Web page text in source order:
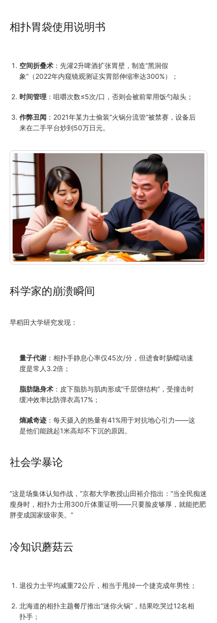
相扑胃袋使用说明书
空间折叠术 ：先灌2升啤酒扩张胃壁，制造“黑洞假
象”（2022年内窥镜观测证实胃部伸缩率达300%）；
时间管理 ：咀嚼次数≤5次/口，否则会被前辈用饭勺敲头；
作弊丑闻 ：2021年某力士偷装“火锅分流管”被禁赛，设备后
来在二手平台炒到50万日元。
科学家的崩溃瞬间
早稻田大学研究发现：
量子代谢 ：相扑手静息心率仅45次/分，但进食时肠蠕动速
度是常人3.2倍；
脂肪隐身术 ：皮下脂肪与肌肉形成“千层饼结构”，受撞击时
缓冲效率比防弹衣高17%；
熵减奇迹 ：每天摄入的热量有41%用于对抗地心引力——这
是他们能跳起1米高却不下沉的原因。
社会学暴论
“这是场集体认知作战，”京都大学教授山田裕介指出：“当全民痴迷
瘦身时，相扑力士用300斤体重证明——只要脸皮够厚，就能把肥
胖变成国家级审美。”
冷知识蘑菇云
退役力士平均减重72公斤，相当于甩掉一个捷克成年男性；
北海道的相扑主题餐厅推出“迷你火锅”，结果吃哭过12名相
扑手；